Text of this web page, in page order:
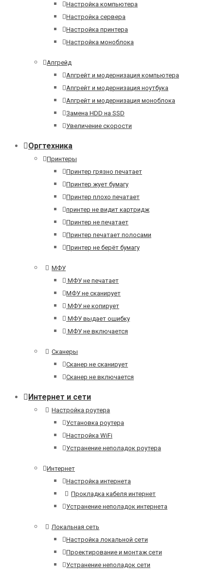
Настройка компьютера
Настройка сервера
Настройка принтера
Настройка моноблока
Апгрейд
Апгрейт и модернизация компьютера
Апгрейт и модернизация ноутбука
Апгрейт и модернизация моноблока
Замена HDD на SSD
Увеличение скорости
Оргтехника
Принтеры
Принтер грязно печатает
Принтер жует бумагу
Принтер плохо печатает
принтер не видит картридж
Принтер не печатает
Принтер печатает полосами
Принтер не берёт бумагу
МФУ
МФУ не печатает
МФУ не сканирует
МФУ не копирует
МФУ выдает ошибку
МФУ не включается
Сканеры
Сканер не сканирует
Сканер не включается
Интернет и сети
Настройка роутера
Установка роутера
Настройка WiFi
Устранение неполадок роутера
Интернет
Настройка интернета
Прокладка кабеля интернет
Устранение неполадок интернета
Локальная сеть
Настройка локальной сети
Проектирование и монтаж сети
Устранение неполадок сети